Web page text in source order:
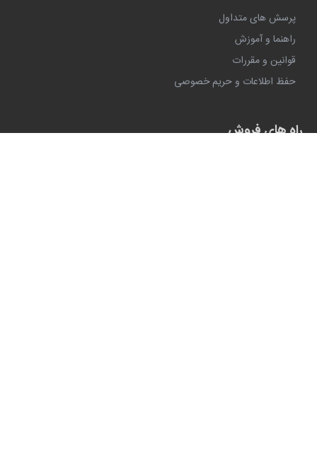
پرسش های متداول
راهنما و آموزش
قوانین و مقررات
حفظ اطلاعات و حریم خصوصی
راه های فروش